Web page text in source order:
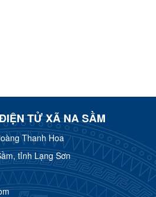
TỬ XÃ NA SẦM
Thanh Hoa
tỉnh Lạng Sơn